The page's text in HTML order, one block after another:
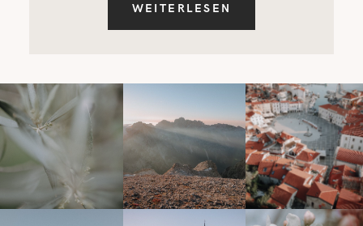
WEITERLESEN